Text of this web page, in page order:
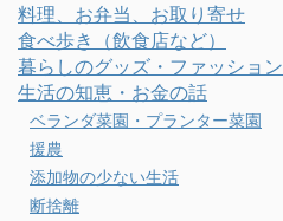
料理、お弁当、お取り寄せ
食べ歩き（飲食店など）
暮らしのグッズ・ファッション
生活の知恵・お金の話
ベランダ菜園・プランター菜園
援農
添加物の少ない生活
断捨離